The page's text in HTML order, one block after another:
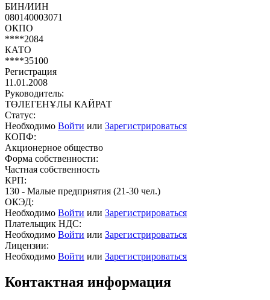
БИН/ИИН
080140003071
ОКПО
****2084
КАТО
****35100
Регистрация
11.01.2008
Руководитель:
ТӨЛЕГЕНҰЛЫ КАЙРАТ
Статус:
Необходимо Войти или Зарегистрироваться
КОПФ:
Акционерное общество
Форма собственности:
Частная собственность
КРП:
130 - Малые предприятия (21-30 чел.)
ОКЭД:
Необходимо Войти или Зарегистрироваться
Плательщик НДС:
Необходимо Войти или Зарегистрироваться
Лицензии:
Необходимо Войти или Зарегистрироваться
Контактная информация